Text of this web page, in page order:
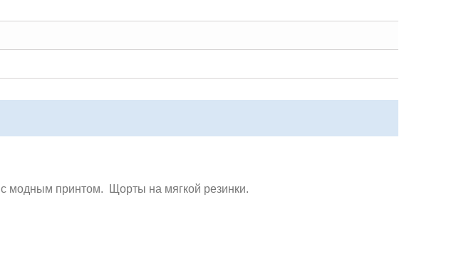
с модным принтом. Щорты на мягкой резинки.